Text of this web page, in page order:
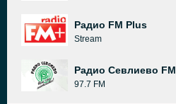
Радио FM Plus
Stream
Радио Севлиево FM
97.7 FM